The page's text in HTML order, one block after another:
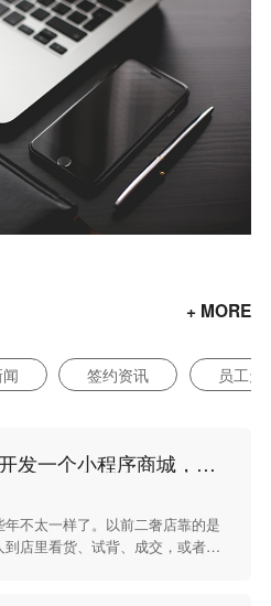
+ MORE
签约资讯 员工天
沈阳二奢店为什么要开发一个小程序商城，沈阳小程序开发谁家好？
不太一样了。以前二奢店靠的是
店里看货、试背、成交，或者翻